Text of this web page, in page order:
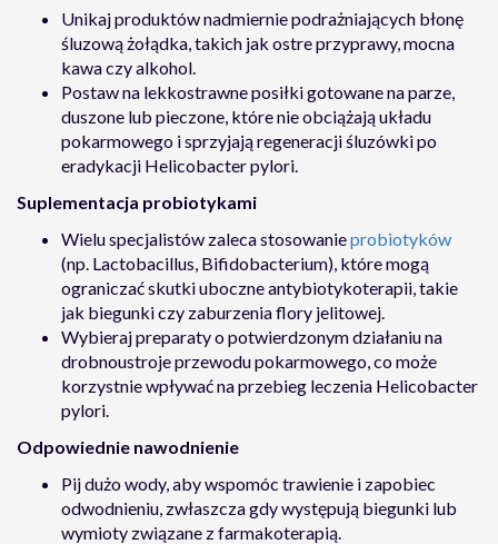
Unikaj produktów nadmiernie podrażniających błonę
śluzową żołądka, takich jak ostre przyprawy, mocna
kawa czy alkohol.
Postaw na lekkostrawne posiłki gotowane na parze,
duszone lub pieczone, które nie obciążają układu
pokarmowego i sprzyjają regeneracji śluzówki po
eradykacji Helicobacter pylori.
Suplementacja probiotykami
Wielu specjalistów zaleca stosowanieprobiotyków
(np. Lactobacillus, Bifidobacterium), które mogą
ograniczać skutki uboczne antybiotykoterapii, takie
jak biegunki czy zaburzenia flory jelitowej.
Wybieraj preparaty o potwierdzonym działaniu na
drobnoustroje przewodu pokarmowego, co może
korzystnie wpływać na przebieg leczenia Helicobacter
pylori.
Odpowiednie nawodnienie
Pij dużo wody, aby wspomóc trawienie i zapobiec
odwodnieniu, zwłaszcza gdy występują biegunki lub
wymioty związane z farmakoterapią.